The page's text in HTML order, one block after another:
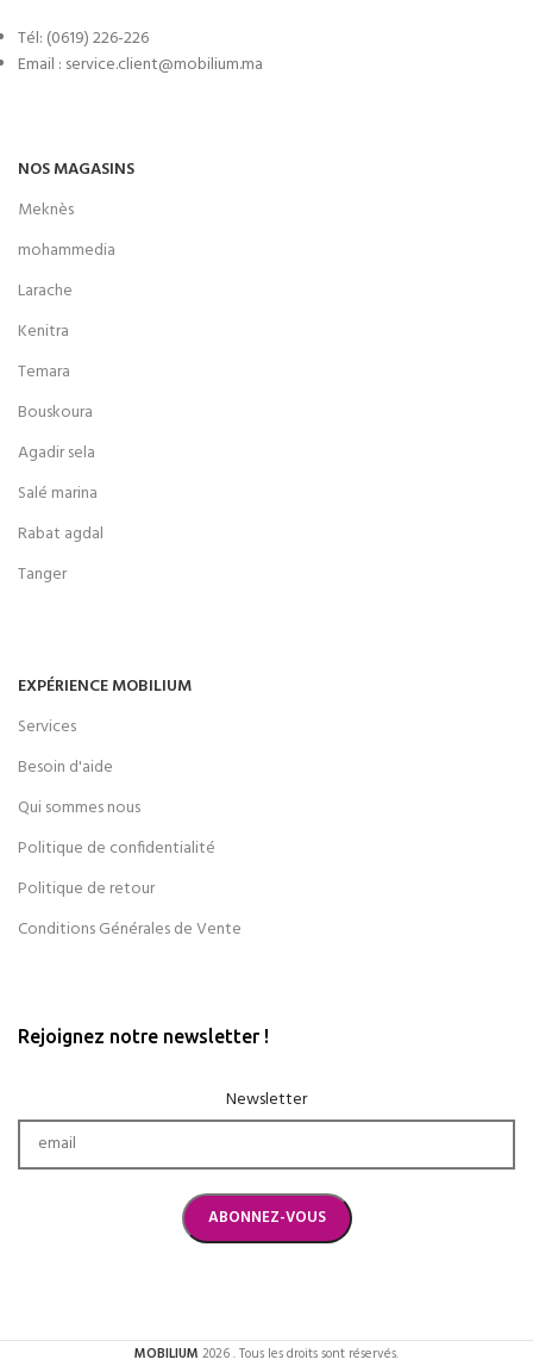
Tél: (0619) 226-226
Email : service.client@mobilium.ma
NOS MAGASINS
Meknès
mohammedia
Larache
Kenitra
Temara
Bouskoura
Agadir sela
Salé marina
Rabat agdal
Tanger
EXPÉRIENCE MOBILIUM
Services
Besoin d'aide
Qui sommes nous
Politique de confidentialité
Politique de retour
Conditions Générales de Vente
Rejoignez notre newsletter !
Newsletter
MOBILIUM 2026 . Tous les droits sont réservés.